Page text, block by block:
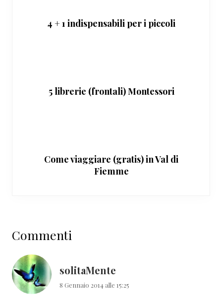
4 + 1 indispensabili per i piccoli
5 librerie (frontali) Montessori
Come viaggiare (gratis) in Val di
Fiemme
del
lettore
Commenti
solitaMente
8 Gennaio 2014 alle 15:25